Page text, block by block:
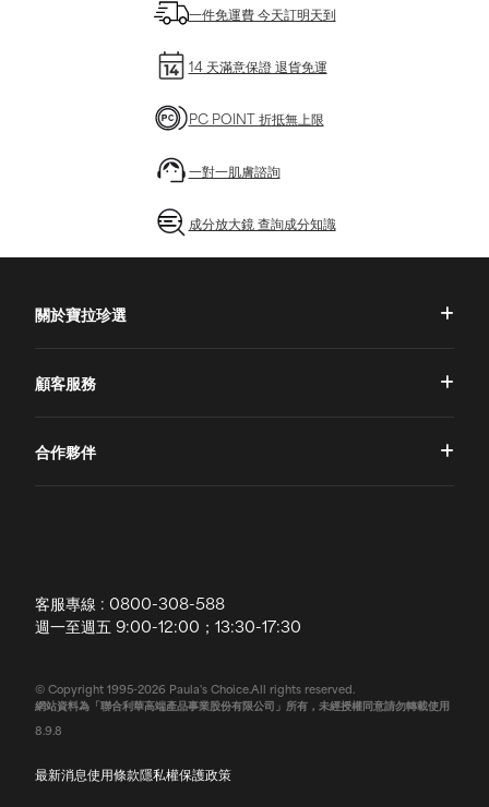
一件免運費 今天訂明天到
14 天滿意保證 退貨免運
PC POINT 折抵無上限
一對一肌膚諮詢
成分放大鏡 查詢成分知識
關於寶拉珍選
專業國際團隊
顧客服務
退換貨政策
聯絡我們
合作夥伴
客服專線 : 0800-308-588
週一至週五 9:00-12:00；13:30-17:30
© Copyright 1995-2026 Paula's Choice.All rights reserved.
網站資料為「聯合利華高端產品事業股份有限公司」所有，未經授權同意請勿轉載使用
8.9.8
最新消息使用條款隱私權保護政策